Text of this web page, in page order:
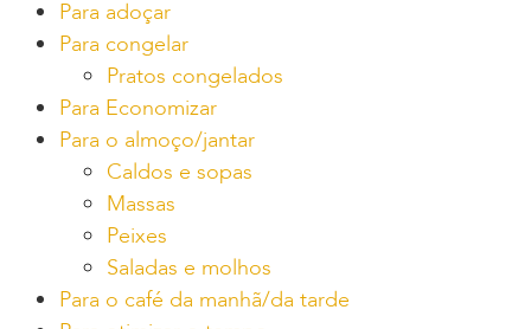
Para adoçar
Para congelar
Pratos congelados
Para Economizar
Para o almoço/jantar
Caldos e sopas
Massas
Peixes
Saladas e molhos
Para o café da manhã/da tarde